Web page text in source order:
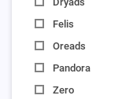
Felis
Oreads
Pandora
Zero